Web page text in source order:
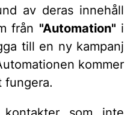
av deras innehåll
från "Automation" i
till en ny kampanj
kommer
fungera.